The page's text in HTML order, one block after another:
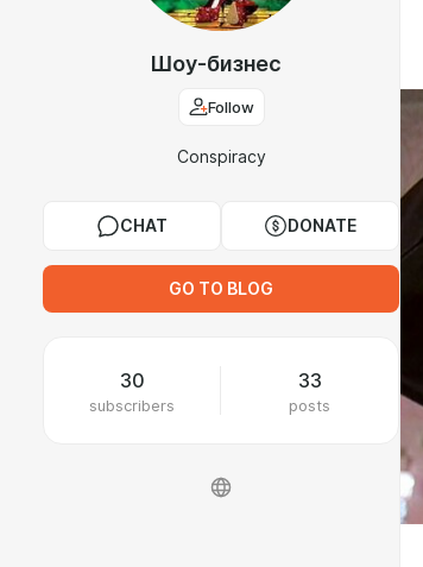
Шоу-бизнес
Follow
Conspiracy
CHAT DONATE
GO TO BLOG
30
subscribers
33
posts